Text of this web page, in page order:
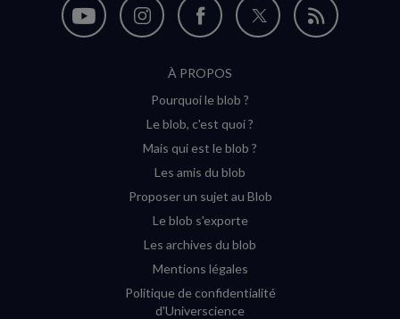
Nous
Nous
Instagram
(nouvelle
Nous
sur
Facebook
(nouvelle
Nous
Flux
À PROPOS
Pourquoi le blob ?
Le blob, c'est quoi ?
Mais qui est le blob ?
Les amis du blob
Proposer un sujet au Blob
Le blob s'exporte
Les archives du blob
Mentions légales
Politique de confidentialité
d'Universcience